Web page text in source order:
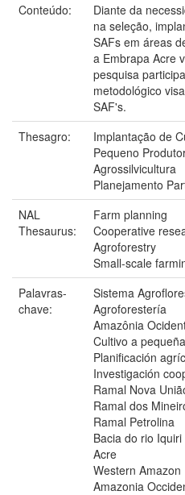
Conteúdo:
Diante da
na seleção,
SAFs em áreas
a Embrapa Acre
pesquisa
metodológico
SAF's.
Thesagro:
Implantação de
Pequeno
Agrossilvicultura
Planejamento
NAL
Thesaurus:
Farm planning
Cooperative
Agroforestry
Small-scale
Palavras-
chave:
Sistema
Agroforestería
Amazônia
Cultivo a
Planificación
Investigación
Ramal Nova
Ramal dos
Ramal Petrolina
Bacia do rio Iquiri
Acre
Western Amazon
Amazonia